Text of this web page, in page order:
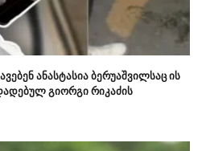
ანასტასია ბერუაშვილსაც ის
გიორგი რიკაძის